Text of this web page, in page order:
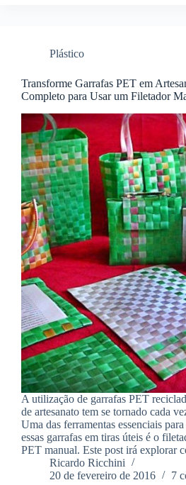
Plástico
Transforme Garrafas PET em
Completo para Usar um Filetador
A utilização de garrafas PET
de artesanato tem se tornado cada
Uma das ferramentas essenciais
essas garrafas em tiras úteis é o
PET manual. Este post irá explorar
Ricardo Ricchini
20 de fevereiro de 2016
7